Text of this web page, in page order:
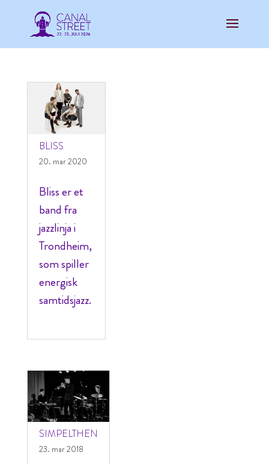
BLISS
20. mar 2020
Bliss er et
band fra
jazzlinja i
Trondheim,
som spiller
energisk
samtidsjazz.
SIMPELTHEN
23. mar 2018